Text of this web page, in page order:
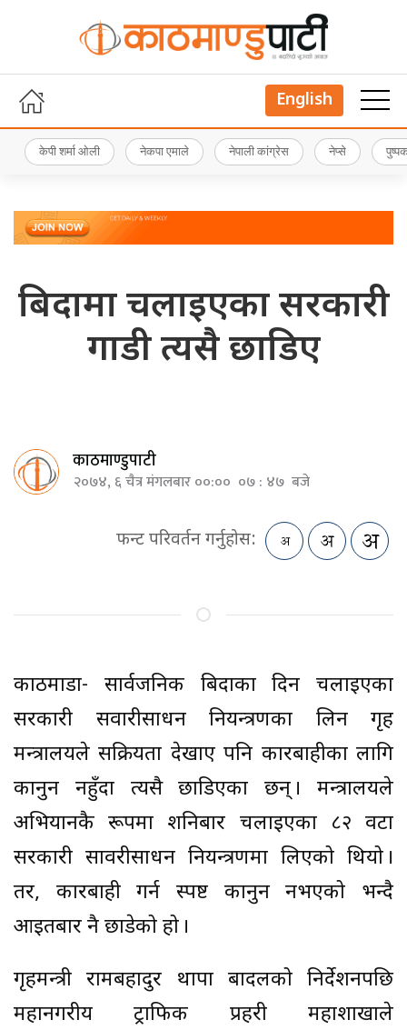
English
केपी शर्मा ओली नेकपा एमाले नेपाली कांग्रेस नेप्से
बिदामा चलाइएका सरकारी
गाडी त्यसै छाडिए
काठमाण्डुपाटी
२०७४, ६ चैत्र मंगलबार ००:०० ०७ : ४७ बजे
फन्ट परिवर्तन गर्नुहोस:
काठमाडौं- सार्वजनिक बिदाका दिन चलाइएका
सरकारी सवारीसाधन नियन्त्रणका लिन गृह
मन्त्रालयले सक्रियता देखाए पनि कारबाहीका लागि
कानुन नहुँदा त्यसै छाडिएका छन् । मन्त्रालयले
अभियानकै रूपमा शनिबार चलाइएका ८२ वटा
सरकारी सावरीसाधन नियन्त्रणमा लिएको थियो ।
तर, कारबाही गर्न स्पष्ट कानुन नभएको भन्दै
आइतबार नै छाडेको हो ।
गृहमन्त्री रामबहादुर थापा बादलको निर्देशनपछि
महानगरीय ट्राफिक प्रहरी महाशाखाले